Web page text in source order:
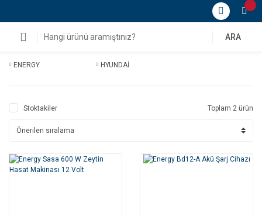
ARA
ENERGY HYUNDAİ
Stoktakiler Toplam 2 ürün